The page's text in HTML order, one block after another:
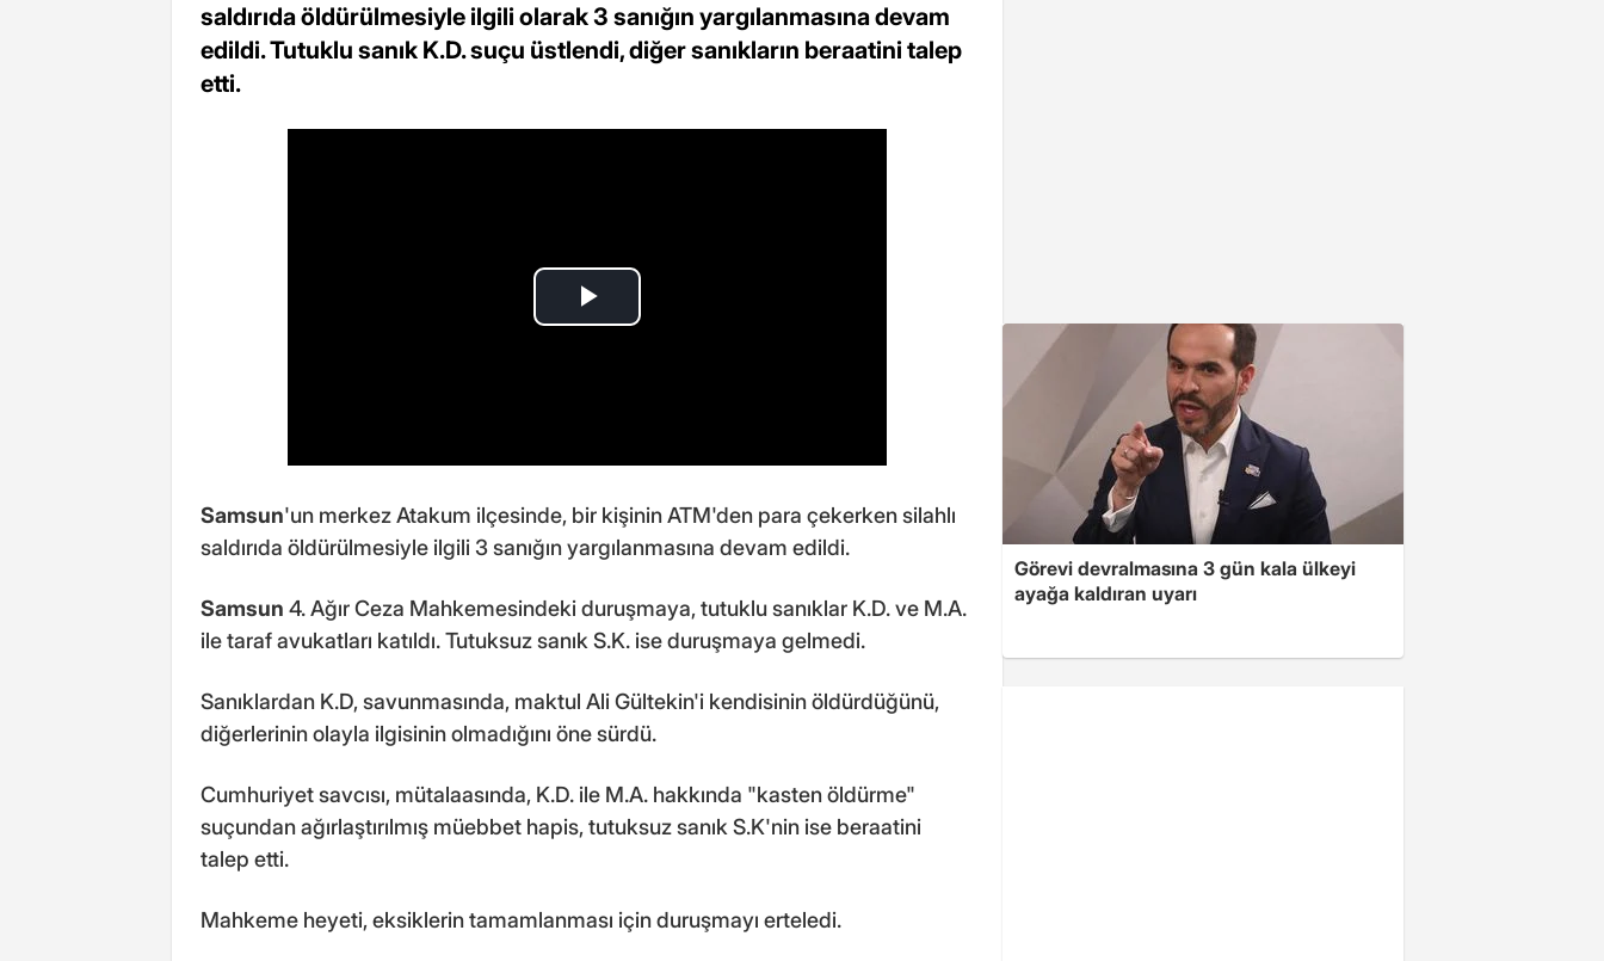
saldırıda öldürülmesiyle ilgili olarak 3 sanığın yargılanmasına devam
edildi. Tutuklu sanık K.D. suçu üstlendi, diğer sanıkların beraatini talep
etti.
Samsun'un merkez Atakum ilçesinde, bir kişinin ATM'den para çekerken silahlı
saldırıda öldürülmesiyle ilgili 3 sanığın yargılanmasına devam edildi.
Samsun 4. Ağır Ceza Mahkemesindeki duruşmaya, tutuklu sanıklar K.D. ve M.A.
ile taraf avukatları katıldı. Tutuksuz sanık S.K. ise duruşmaya gelmedi.
Sanıklardan K.D, savunmasında, maktul Ali Gültekin'i kendisinin öldürdüğünü,
diğerlerinin olayla ilgisinin olmadığını öne sürdü.
Cumhuriyet savcısı, mütalaasında, K.D. ile M.A. hakkında "kasten öldürme"
suçundan ağırlaştırılmış müebbet hapis, tutuksuz sanık S.K'nin ise beraatini
talep etti.
Mahkeme heyeti, eksiklerin tamamlanması için duruşmayı erteledi.
Görevi devralmasına 3 gün kala ülkeyi
ayağa kaldıran uyarı